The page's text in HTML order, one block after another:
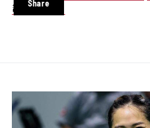
Share
อินสตาแกรม